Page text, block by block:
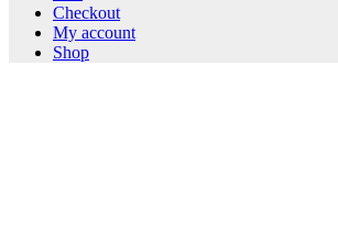
Checkout
My account
Shop